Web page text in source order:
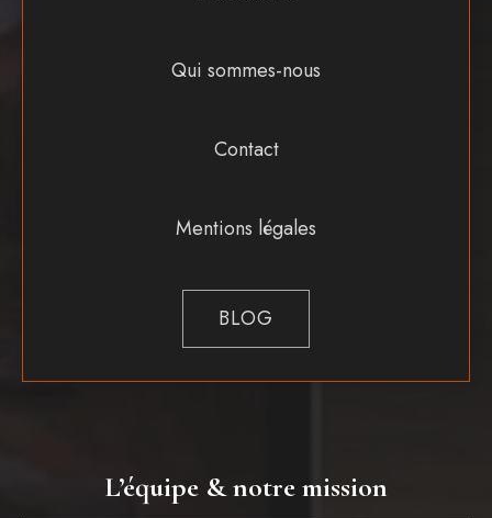
L’équipe & notre mission
Qui sommes-nous
Contact
Mentions légales
BLOG